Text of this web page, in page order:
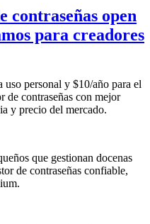
contraseñas open
para creadores
personal y $10/año para el
de contraseñas con mejor
y precio del mercado.
que gestionan docenas
de contraseñas confiable,